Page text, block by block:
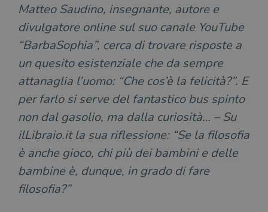
Matteo Saudino, insegnante, autore e
divulgatore online sul suo canale YouTube
“BarbaSophia”, cerca di trovare risposte a
un quesito esistenziale che da sempre
attanaglia l’uomo: “Che cos’è la felicità?”. E
per farlo si serve del fantastico bus spinto
non dal gasolio, ma dalla curiosità… – Su
ilLibraio.it la sua riflessione: “Se la filosofia
è anche gioco, chi più dei bambini e delle
bambine è, dunque, in grado di fare
filosofia?”